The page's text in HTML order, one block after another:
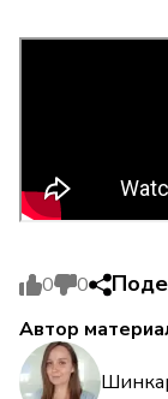
0 0
Автор